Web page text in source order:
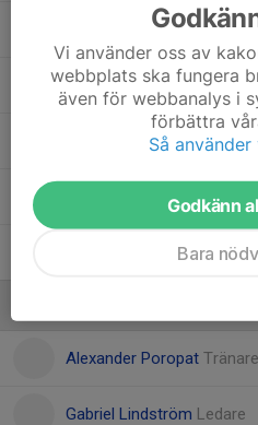
Max Eriksson
Novak Scepanovic
Rasmus Åberg
Alexander Poropat Tränare
Gabriel Lindström Ledare
Vi använder oss av
webbplats ska fungera
även för webbanalys i
förbättra
Så
Godkänn
Bara